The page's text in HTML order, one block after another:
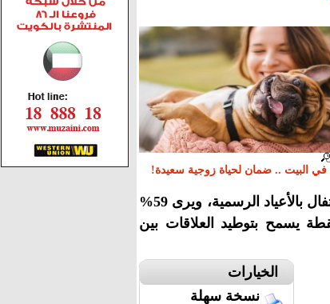
البيت .. ضمان لحياة زوجية سعيدة!
السيدات المتزوجات يفضلن اصطحاب حيواناتهن المنزلية مع الزوج فى الاحتفال بالأعياد الرسمية، ويرى 59%
يسمح بتوطيد العلاقات بين
الخيارات
نسخة سهلة